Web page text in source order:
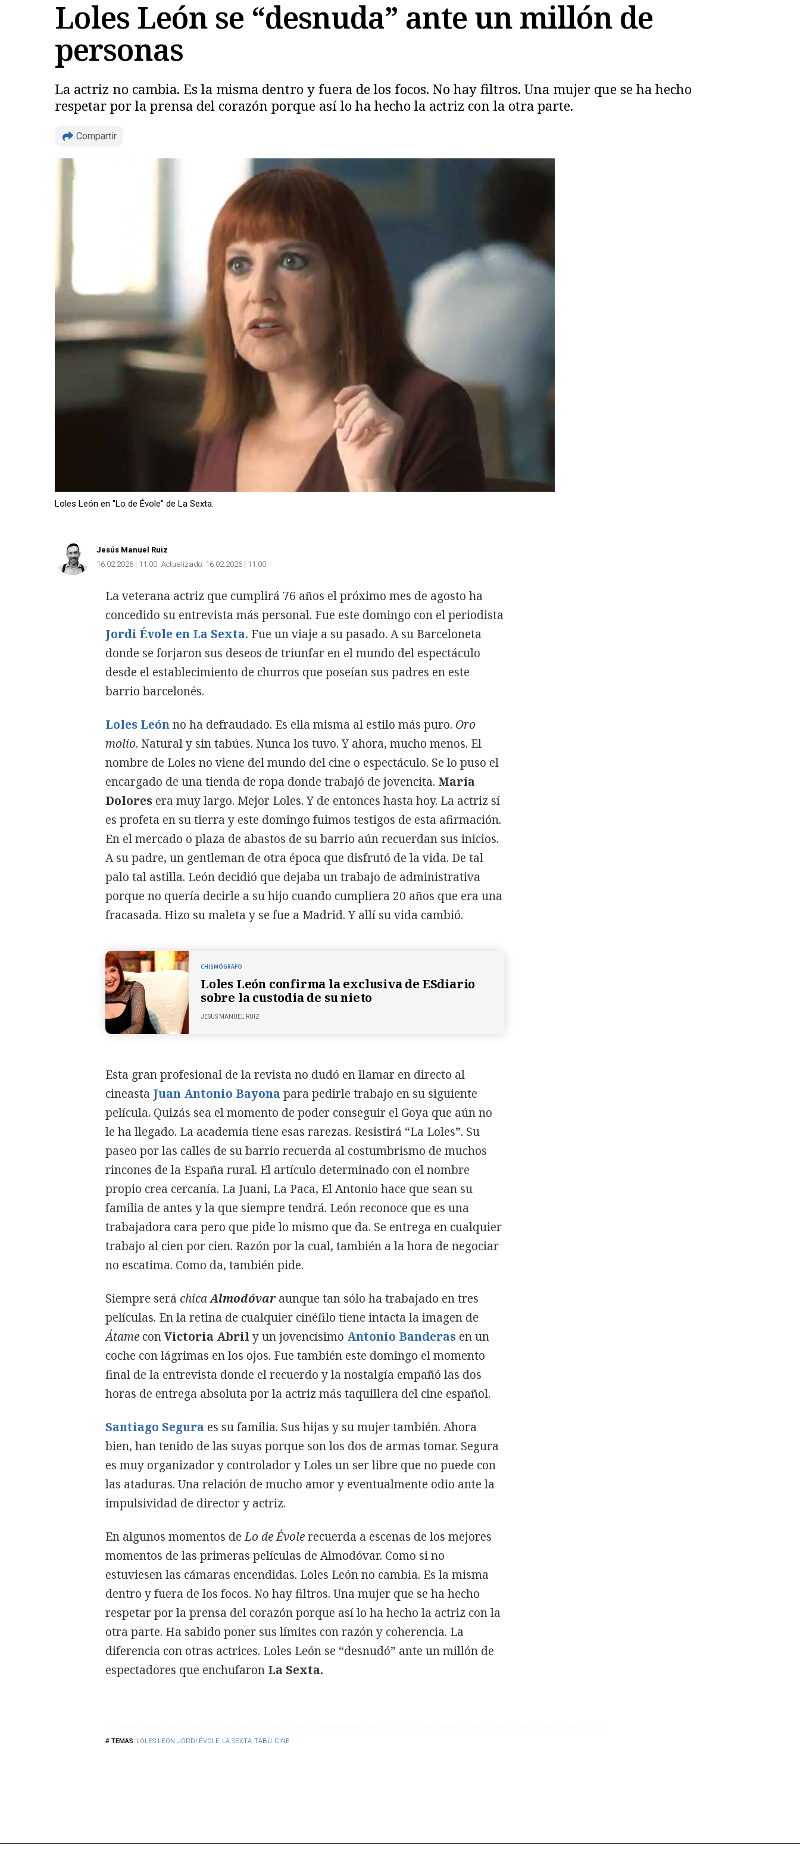
Loles León se “desnuda” ante un millón de
personas
La actriz no cambia. Es la misma dentro y fuera de los focos. No hay filtros. Una mujer que se ha hecho
respetar por la prensa del corazón porque así lo ha hecho la actriz con la otra parte.
Compartir
Loles León en "Lo de Évole" de La Sexta.
Jesús Manuel Ruiz
16.02.2026 | 11:00 Actualizado: 16.02.2026 | 11:00
LOLES LEÓN JORDI ÉVOLE LA SEXTA TABÚ CINE
La veterana actriz que cumplirá 76 años el próximo mes de agosto ha
concedido su entrevista más personal. Fue este domingo con el periodista
Jordi Évole en La Sexta. Fue un viaje a su pasado. A su Barceloneta
donde se forjaron sus deseos de triunfar en el mundo del espectáculo
desde el establecimiento de churros que poseían sus padres en este
barrio barcelonés.
Loles Leónno ha defraudado. Es ella misma al estilo más puro. Oro
molío. Natural y sin tabúes. Nunca los tuvo. Y ahora, mucho menos. El
nombre de Loles no viene del mundo del cine o espectáculo. Se lo puso el
encargado de una tienda de ropa donde trabajó de jovencita. María
Dolores era muy largo. Mejor Loles. Y de entonces hasta hoy. La actriz sí
es profeta en su tierra y este domingo fuimos testigos de esta afirmación.
En el mercado o plaza de abastos de su barrio aún recuerdan sus inicios.
A su padre, un gentleman de otra época que disfrutó de la vida. De tal
palo tal astilla. León decidió que dejaba un trabajo de administrativa
porque no quería decirle a su hijo cuando cumpliera 20 años que era una
fracasada. Hizo su maleta y se fue a Madrid. Y allí su vida cambió.
CHISMÓGRAFO
Loles León confirma la exclusiva de ESdiario
sobre la custodia de su nieto
JESÚS MANUEL RUIZ
Esta gran profesional de la revista no dudó en llamar en directo al
cineasta Juan Antonio Bayona para pedirle trabajo en su siguiente
película. Quizás sea el momento de poder conseguir el Goya que aún no
le ha llegado. La academia tiene esas rarezas. Resistirá “La Loles”. Su
paseo por las calles de su barrio recuerda al costumbrismo de muchos
rincones de la España rural. El artículo determinado con el nombre
propio crea cercanía. La Juani, La Paca, El Antonio hace que sean su
familia de antes y la que siempre tendrá. León reconoce que es una
trabajadora cara pero que pide lo mismo que da. Se entrega en cualquier
trabajo al cien por cien. Razón por la cual, también a la hora de negociar
no escatima. Como da, también pide.
Siempre será chicaAlmodóvar aunque tan sólo ha trabajado en tres
películas. En la retina de cualquier cinéfilo tiene intacta la imagen de
Átame conVictoria Abril y un jovencísimo Antonio Banderas en un
coche con lágrimas en los ojos. Fue también este domingo el momento
final de la entrevista donde el recuerdo y la nostalgía empañó las dos
horas de entrega absoluta por la actriz más taquillera del cine español.
Santiago Segura es su familia. Sus hijas y su mujer también. Ahora
bien, han tenido de las suyas porque son los dos de armas tomar. Segura
es muy organizador y controlador y Loles un ser libre que no puede con
las ataduras. Una relación de mucho amor y eventualmente odio ante la
impulsividad de director y actriz.
En algunos momentos deLo de Évolerecuerda a escenas de los mejores
momentos de las primeras películas de Almodóvar. Como si no
estuviesen las cámaras encendidas. Loles León no cambia. Es la misma
dentro y fuera de los focos. No hay filtros. Una mujer que se ha hecho
respetar por la prensa del corazón porque así lo ha hecho la actriz con la
otra parte. Ha sabido poner sus límites con razón y coherencia. La
diferencia con otras actrices. Loles León se “desnudó” ante un millón de
espectadores que enchufaron La Sexta.